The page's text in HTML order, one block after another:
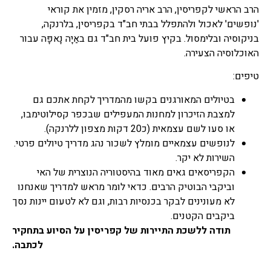
הרב הראשי לקפריסין, הרב אריה רסקין, מזמין את קוראי
'נופשים' לאכול ולהתפלל בבתי חב"ד בקפריסין, בלרנקה,
בניקוסיה ובלימסול. בקיץ פועל בית חב"ד גם באַיָה נָאפָּה עבור
האוכלוסיה הצעירה.
טיפים:
בטיולים המאורגנים בקשו מהמדריך לקחת אתכם גם
למצבת הזיכרון למחנות המעפילים שבכפר קסילוטימבו,
או סעו לשם עצמאית (כ20 דקות מצפון ללרנקה).
לנופשים עצמאיים מומלץ לשכור נהג מדריך טיולים פרטי.
השירות לא יקר.
הקפריסאים גאים מאוד בהיסטוריה הנוצרית של האי
וביקבי הבוטיק הרבים. כדאי לומר מראש למדריך שאנחנו
לא מעונינים לבקר בכנסיות רבות, וגם לא לטעום יינות נסך
ביקבים הקטנים.
תודה ללשכת התיירות של קפריסין על הסיוע בתחקיר
לכתבה.